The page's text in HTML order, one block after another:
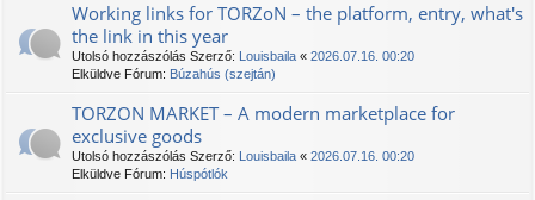
Working links for TORZoN – the platform, entry, what's
the link in this year
Utolsó hozzászólás Szerző: Louisbaila « 2026.07.16. 00:20
Elküldve Fórum: Búzahús (szejtán)
TORZON MARKET – A modern marketplace for
exclusive goods
Utolsó hozzászólás Szerző: Louisbaila « 2026.07.16. 00:20
Elküldve Fórum: Húspótlók